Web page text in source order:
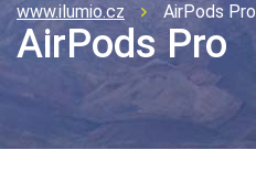
www.ilumio.cz AirPods Pro
AirPods Pro